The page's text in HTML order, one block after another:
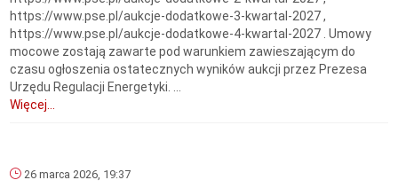
https://www.pse.pl/aukcje-dodatkowe-3-kwartal-2027 ,
https://www.pse.pl/aukcje-dodatkowe-4-kwartal-2027 . Umowy
mocowe zostają zawarte pod warunkiem zawieszającym do
czasu ogłoszenia ostatecznych wyników aukcji przez Prezesa
Urzędu Regulacji Energetyki. ...
Więcej...
26 marca 2026, 19:37